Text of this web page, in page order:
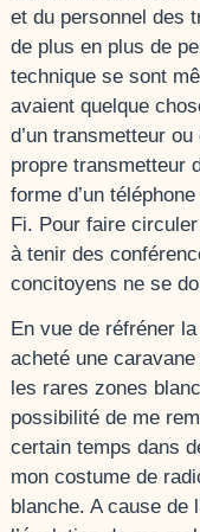
et du personnel des
de plus en plus de
technique se sont
avaient quelque
d’un transmetteur
propre transmetteur
forme d’un
Fi. Pour faire
à tenir des
concitoyens ne se
En vue de réfréner
acheté une
les rares zones
possibilité de me
certain temps dans
mon costume de
blanche. A cause de